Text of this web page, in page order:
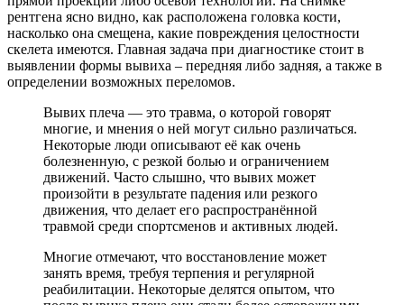
рентгена ясно видно, как расположена головка кости,
насколько она смещена, какие повреждения целостности
скелета имеются. Главная задача при диагностике стоит в
выявлении формы вывиха – передняя либо задняя, а также в
определении возможных переломов.
Вывих плеча — это травма, о которой говорят
многие, и мнения о ней могут сильно различаться.
Некоторые люди описывают её как очень
болезненную, с резкой болью и ограничением
движений. Часто слышно, что вывих может
произойти в результате падения или резкого
движения, что делает его распространённой
травмой среди спортсменов и активных людей.
Многие отмечают, что восстановление может
занять время, требуя терпения и регулярной
реабилитации. Некоторые делятся опытом, что